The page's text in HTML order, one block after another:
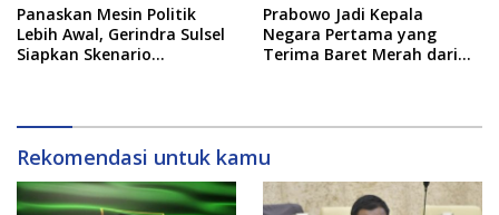
Panaskan Mesin Politik
Lebih Awal, Gerindra Sulsel
Siapkan Skenario
Prabowo Jadi Kepala
Negara Pertama yang
Terima Baret Merah dari
Rekomendasi untuk kamu